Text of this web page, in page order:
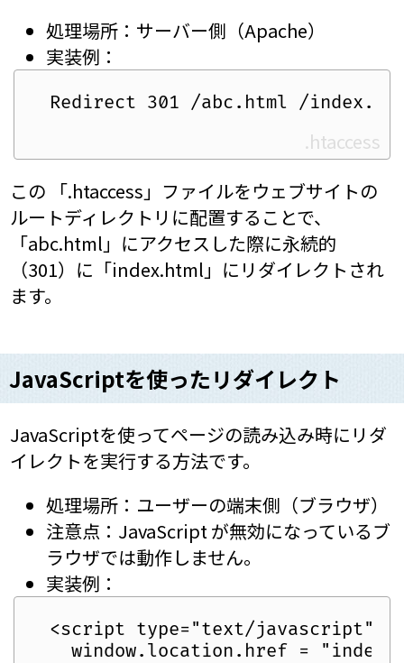
処理場所：サーバー側（Apache）
実装例：
.htaccess
この 「.htaccess」ファイルをウェブサイトの
ルートディレクトリに配置することで、
「abc.html」にアクセスした際に永続的
（301）に「index.html」にリダイレクトされ
ます。
JavaScriptを使ったリダイレクト
JavaScriptを使ってページの読み込み時にリダ
イレクトを実行する方法です。
処理場所：ユーザーの端末側（ブラウザ）
注意点：JavaScript が無効になっているブ
ラウザでは動作しません。
実装例：
  <script type="text/javascript">
window.location.href =